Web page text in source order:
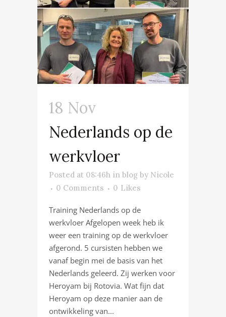
18 Nov
Nederlands op de
werkvloer
Posted at 08:46h in blog by Nicole
0 Comments
0 Likes
Training Nederlands op de
werkvloer Afgelopen week heb ik
weer een training op de werkvloer
afgerond. 5 cursisten hebben we
vanaf begin mei de basis van het
Nederlands geleerd. Zij werken voor
Heroyam bij Rotovia. Wat fijn dat
Heroyam op deze manier aan de
ontwikkeling van...